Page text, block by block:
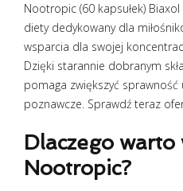
Nootropic (60 kapsułek)
diety dedykowany dla
wsparcia dla swojej
Dzięki starannie dobranym
pomaga zwiększyć sprawność
poznawcze. Sprawdź teraz
Dlaczego warto
Nootropic?